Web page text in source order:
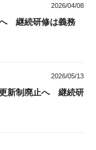
2026/04/08
継続研修は義務
2026/05/13
新制廃止へ 継続研